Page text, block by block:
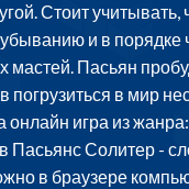
Стоит учитывать,
и в порядке
мастей. Пасьян
погрузиться в мир
онлайн игра из
Пасьянс Солитер -
в браузере